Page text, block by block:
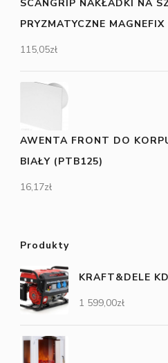
SCANGRIP NAKŁADKI NA
PRYZMATYCZNE
115,05zł
AWENTA FRONT DO
BIAŁY (PTB125)
16,17zł
Produkty
KRAFT&DELE
1 599,00zł